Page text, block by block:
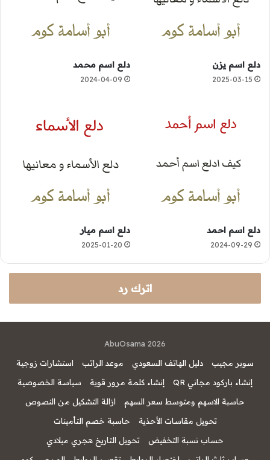
دلع اسم يزن
2025-03-15
دلع اسم محمد
2024-04-09
دلع اسم احمد
2024-09-29
دلع اسم ميار
2025-01-20
اترك رد
AbuOsama 2026
سوبر مجيب
دليل الهاتف السعودي موعد الراتب
استشارات زوجية
إنشاء باركود مجاني QR
إنشاء كلمة مرور قوية
سياسة الخصوصية
حاسبة الاسهم ومتوسط سعر السهم
ازالة التشكيل من النصوص
تحويل مقاسات الأحذية
حاسبة خصم التأمينات
حساب نسبة التخفيض
تحويل التاريخ هجري ميلادي